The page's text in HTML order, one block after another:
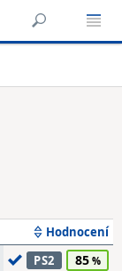
Hodnocení
PS2 85